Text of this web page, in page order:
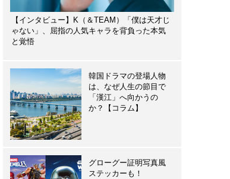
【インタビュー】K（＆TEAM）「僕は天才じ
ゃない」、屈指の人気キャラを背負った本気
と覚悟
韓国ドラマの登場人物
は、なぜ人生の節目で
「漢江」へ向かうの
か？【コラム】
グローグー証明写真風
ステッカーも！